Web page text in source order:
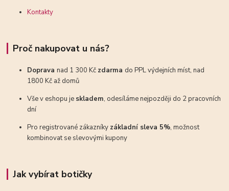
Kontakty
Proč nakupovat u nás?
Dopravanad 1 300 Kč zdarma do PPL výdejních míst, nad
1800 Kč až domů
Vše v eshopu je skladem, odesíláme nejpozději do 2 pracovních
dní
Pro registrované zákazníky základní sleva 5%, možnost
kombinovat se slevovými kupony
Jak vybírat botičky